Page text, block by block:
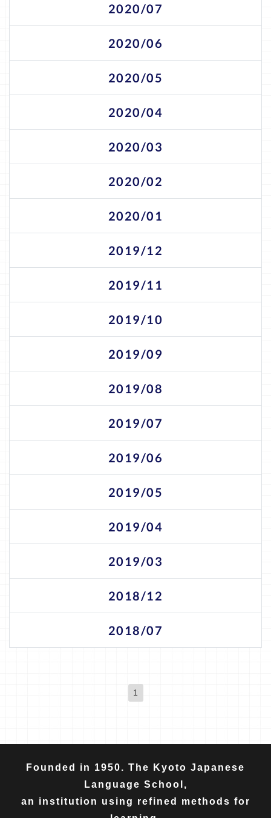
2020/07
2020/06
2020/05
2020/04
2020/03
2020/02
2020/01
2019/12
2019/11
2019/10
2019/09
2019/08
2019/07
2019/06
2019/05
2019/04
2019/03
2018/12
2018/07
1
Founded in 1950. The Kyoto Japanese
Language School,
an institution using refined methods for